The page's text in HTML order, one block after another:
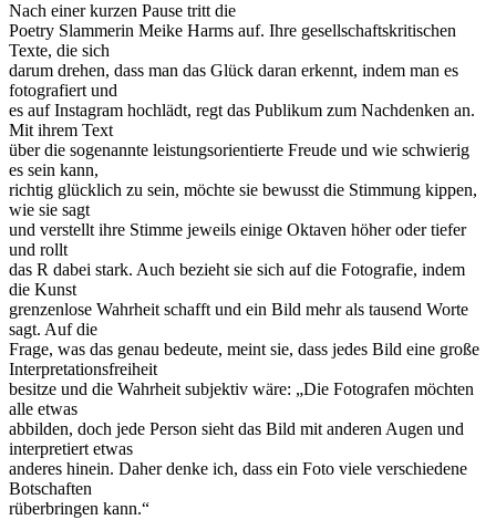
Nach einer kurzen Pause tritt die
Poetry Slammerin Meike Harms auf. Ihre gesellschaftskritischen
Texte, die sich
darum drehen, dass man das Glück daran erkennt, indem man es
fotografiert und
es auf Instagram hochlädt, regt das Publikum zum Nachdenken an.
Mit ihrem Text
über die sogenannte leistungsorientierte Freude und wie schwierig
es sein kann,
richtig glücklich zu sein, möchte sie bewusst die Stimmung kippen,
wie sie sagt
und verstellt ihre Stimme jeweils einige Oktaven höher oder tiefer
und rollt
das R dabei stark. Auch bezieht sie sich auf die Fotografie, indem
die Kunst
grenzenlose Wahrheit schafft und ein Bild mehr als tausend Worte
sagt. Auf die
Frage, was das genau bedeute, meint sie, dass jedes Bild eine große
Interpretationsfreiheit
besitze und die Wahrheit subjektiv wäre: „Die Fotografen möchten
alle etwas
abbilden, doch jede Person sieht das Bild mit anderen Augen und
interpretiert etwas
anderes hinein. Daher denke ich, dass ein Foto viele verschiedene
Botschaften
rüberbringen kann.“